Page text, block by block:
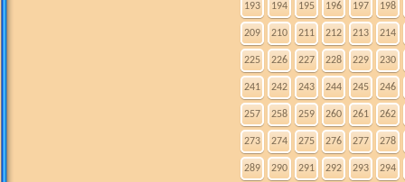
193 194 195 196 197 198
209 210 211 212 213 214
225 226 227 228 229 230
241 242 243 244 245 246
257 258 259 260 261 262
273 274 275 276 277 278
289 290 291 292 293 294